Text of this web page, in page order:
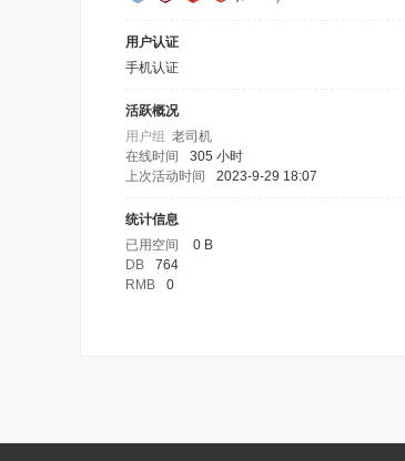
用户认证
手机认证
活跃概况
用户组 老司机
在线时间
305 小时
上次活动时间
2023-9-29 18:07
统计信息
已用空间
0 B
DB
764
RMB
0